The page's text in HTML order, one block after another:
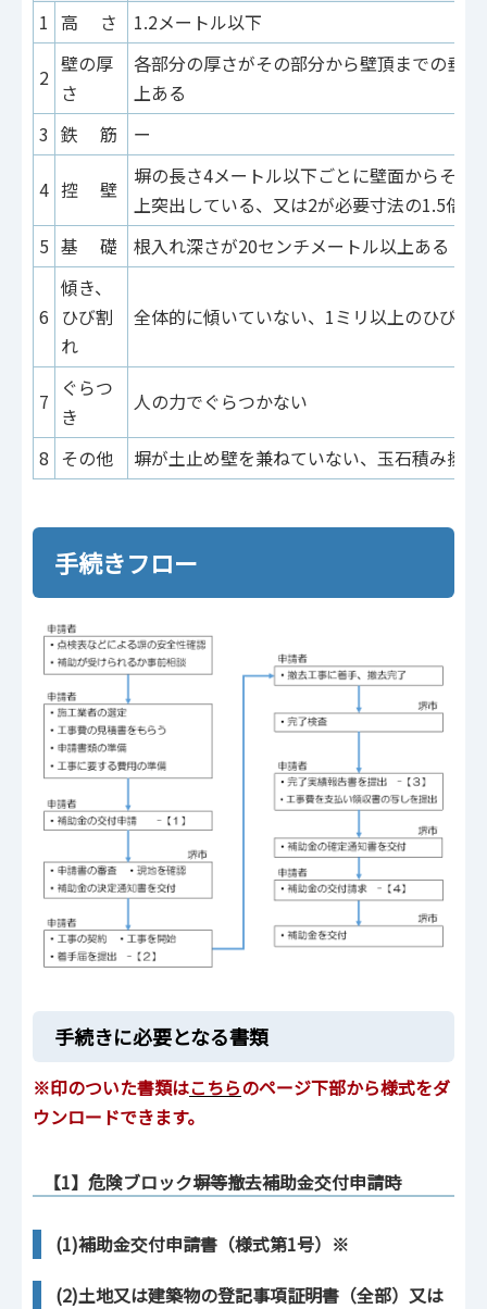
1 高 さ 1.2メートル以下
2
壁の厚
さ
各部分の厚さがその部分から壁頂までの垂
上ある
3 鉄 筋 ー
4 控 壁
塀の長さ4メートル以下ごとに壁面からその
上突出している、又は2が必要寸法の1.5倍以
5 基 礎 根入れ深さが20センチメートル以上ある
6
傾き、
ひび割
れ
全体的に傾いていない、1ミリ以上のひび割
7
ぐらつ
き
人の力でぐらつかない
8 その他 塀が土止め壁を兼ねていない、玉石積み擁
手続きフロー
手続きに必要となる書類
※印のついた書類はこちらのページ下部から様式をダ
ウンロードできます。
【1】危険ブロック塀等撤去補助金交付申請時
(1)補助金交付申請書（様式第1号）※
(2)土地又は建築物の登記事項証明書（全部）又は